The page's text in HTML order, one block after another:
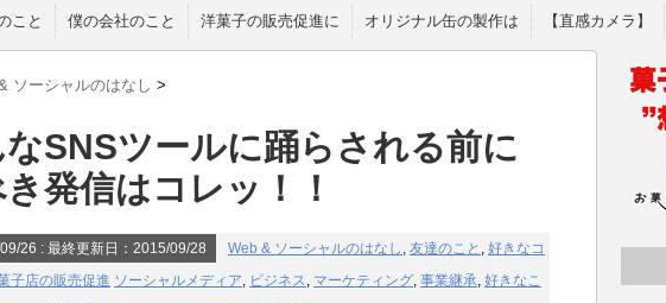
こと 僕の会社のこと 洋菓子の販売促進に オリジナル缶の製作は 【直感カメラ】
ソーシャルのはなし >
SNSツールに踊らされる前に
発信はコレッ！！
26 : 最終更新日：2015/09/28 Web & ソーシャルのはなし , 友達のこと , 好きなコ
子店の販売促進 ソーシャルメディア, ビジネス, マーケティング, 事業継承, 好きなこ